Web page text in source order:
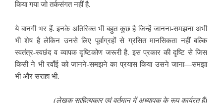
किया गया जो तर्कसंगत नहीं है.
ये बानगी भर हैं. इनके अतिरिक्त भी बहुत कुछ है जिन्हें जानना-समझना अभी
भी शेष है लेकिन उनसे लिए पूर्वाग्रहों से ग्रसित मानसिकता नहीं बल्कि
स्वतंत्र-स्वछंद व व्यापक दृष्टिकोण जरूरी है. इस प्रकार की दृष्टि से जिस
किसी ने भी रवाँई को जानने-समझने का प्रयास किया उसने जाना—समझा
भी और सराहा भी.
(लेखक साहित्यकार एवं वर्तमान में अध्यापक के रूप कार्यरत हैं)